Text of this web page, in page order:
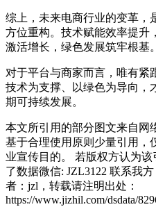
综上，未来电商行业的变革，
方位重构。技术赋能效率提升
激活增长，绿色发展筑牢根基。
对于平台与商家而言，唯有紧
技术为支撑、以绿色为导向，
期可持续发展。
本文所引用的部分图文来自网
基于合理使用原则少量引用，
业宣传目的。 若版权方认为
了数据微信: JZL3122 联系我
者：jzl，转载请注明出处：
https://www.jizhil.com/dsdata/